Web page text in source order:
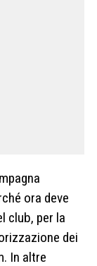
ora deve
club, per la
dei
In altre